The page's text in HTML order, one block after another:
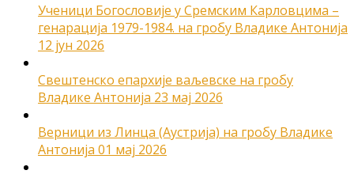
Ученици Богословије у Сремским Карловцима –
генарација 1979-1984. на гробу Владике Антонија
12 јун 2026
Свештенско епархије ваљевске на гробу
Владике Антонија 23 мај 2026
Верници из Линца (Аустрија) на гробу Владике
Антонија 01 мај 2026